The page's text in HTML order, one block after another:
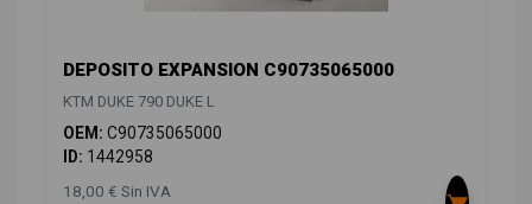
DEPOSITO EXPANSION C90735065000
KTM DUKE 790 DUKE L
OEM: C90735065000
ID: 1442958
18,00 € Sin IVA